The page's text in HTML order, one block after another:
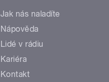
Jak nás naladíte
Nápověda
Lidé v rádiu
Kariéra
Kontakt